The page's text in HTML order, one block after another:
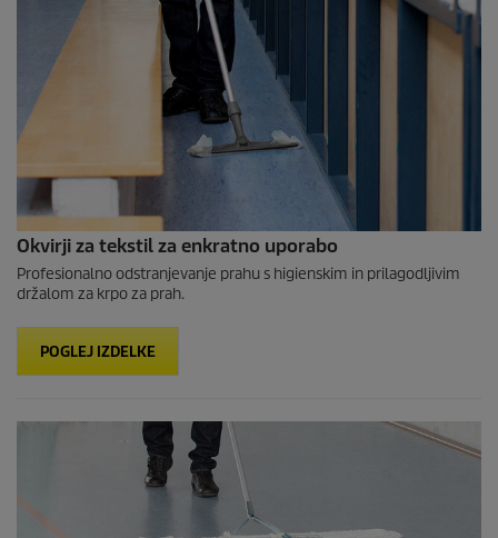
Okvirji za tekstil za enkratno uporabo
Profesionalno odstranjevanje prahu s higienskim in prilagodljivim
držalom za krpo za prah.
POGLEJ IZDELKE